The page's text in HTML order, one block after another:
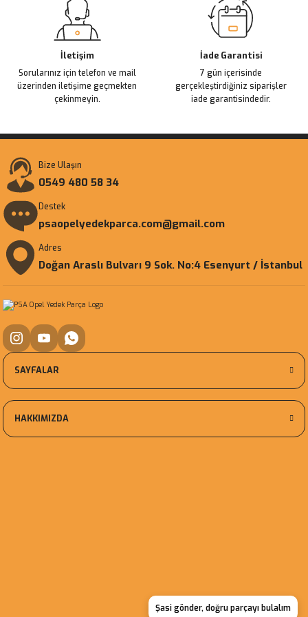
İletişim
Sorularınız için telefon ve mail
üzerinden iletişime geçmekten
çekinmeyin.
İade Garantisi
7 gün içerisinde
gerçekleştirdiğiniz siparişler
iade garantisindedir.
Bize Ulaşın
0549 480 58 34
Destek
psaopelyedekparca.com@gmail.com
Adres
Doğan Araslı Bulvarı 9 Sok. No:4 Esenyurt / İstanbul
Şasi gönder, doğru parçayı bulalım
SAYFALAR
HAKKIMIZDA